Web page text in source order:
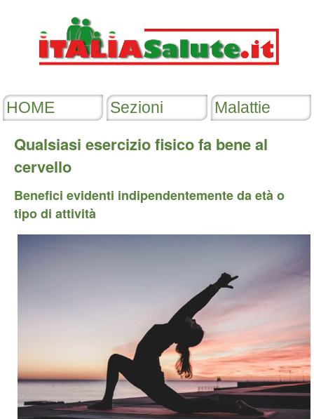
Qualsiasi esercizio fisico fa bene al
cervello
Benefici evidenti indipendentemente da età o
tipo di attività